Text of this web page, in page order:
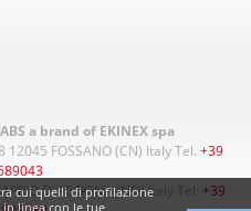
a brand of EKINEX spa
FOSSANO (CN) Italy Tel.+39
D'AGOGNA (NO) Italy Tel: +39
cui quelli di profilazione
linea con le tue